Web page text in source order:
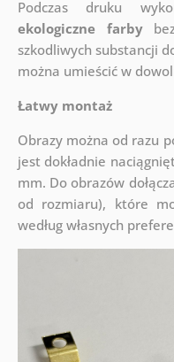
Podczas druku
ekologiczne farbybez
szkodliwych substancji
można umieścić w
Łatwy montaż
Obrazy można od razu
jest dokładnie
mm. Do obrazów
od rozmiaru), które
według własnych